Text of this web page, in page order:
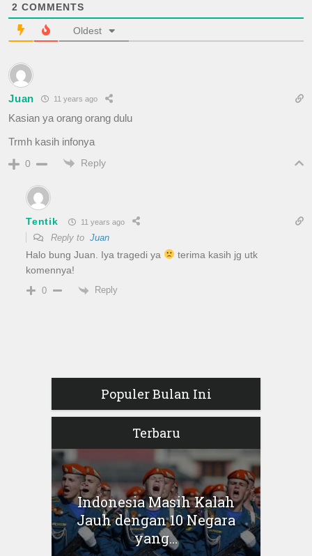
2 COMMENTS
Oldest
Juan 11 years ago
Kasian ya orang orang dulu
Trmh kasih infonya
0 Reply
Tentik 11 years ago
Reply toJuan
Halo bung Juan. Iya tragedi ya
terima kasih jg utk
komennya!
0 Reply
Populer Bulan Ini
Terbaru
Indonesia Masih Kalah
Jauh dengan 10 Negara
yang...